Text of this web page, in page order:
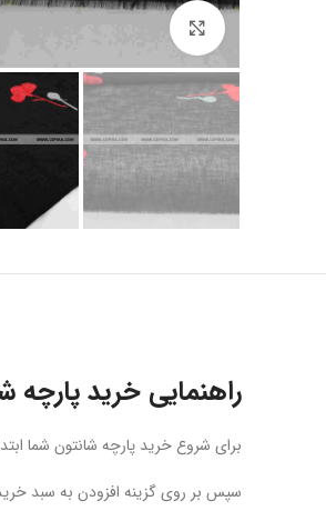
راهنمایی خرید پارچه
برای شروع خرید پارچه شانتون شما
سپس بر روی گزینه افزودن به سبد